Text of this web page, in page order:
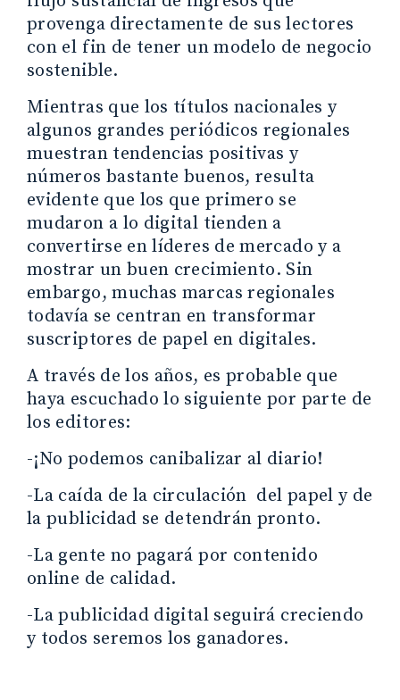
provenga directamente de sus lectores
con el fin de tener un modelo de negocio
sostenible.
Mientras que los títulos nacionales y
algunos grandes periódicos regionales
muestran tendencias positivas y
números bastante buenos, resulta
evidente que los que primero se
mudaron a lo digital tienden a
convertirse en líderes de mercado y a
mostrar un buen crecimiento. Sin
embargo, muchas marcas regionales
todavía se centran en transformar
suscriptores de papel en digitales.
A través de los años, es probable que
haya escuchado lo siguiente por parte de
los editores:
-¡No podemos canibalizar al diario!
-La caída de la circulación del papel y de
la publicidad se detendrán pronto.
-La gente no pagará por contenido
online de calidad.
-La publicidad digital seguirá creciendo
y todos seremos los ganadores.